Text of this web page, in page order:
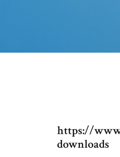
https://
downloads